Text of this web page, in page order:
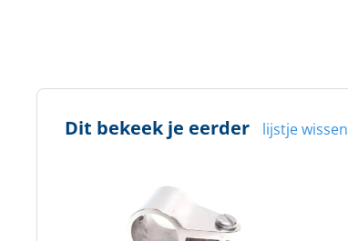
Dit bekeek je eerder lijstje wissen